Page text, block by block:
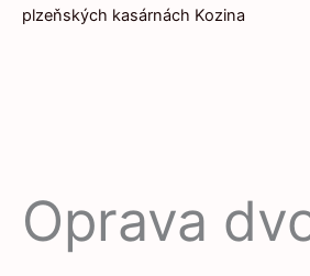
plzeňských kasárnách Kozina
Oprava